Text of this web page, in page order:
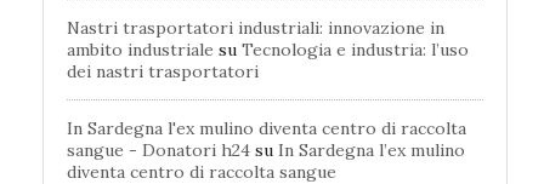
Nastri trasportatori industriali: innovazione in
ambito industriale su Tecnologia e industria: l’uso
dei nastri trasportatori
In Sardegna l'ex mulino diventa centro di raccolta
sangue - Donatori h24 su In Sardegna l’ex mulino
diventa centro di raccolta sangue